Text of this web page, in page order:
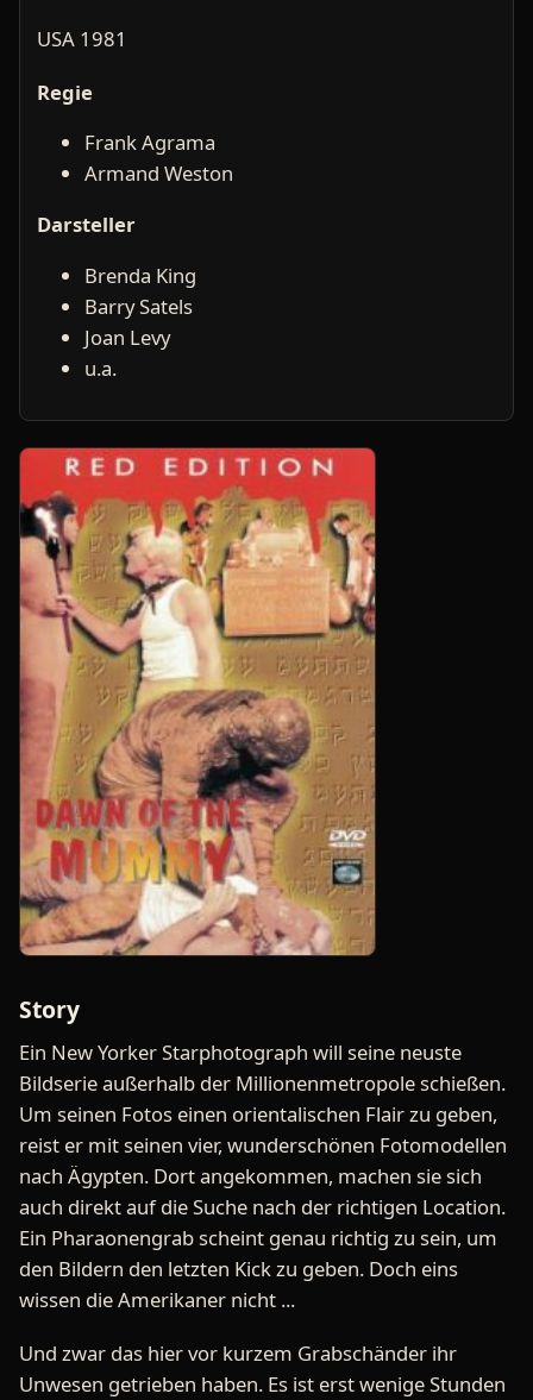
USA 1981
Regie
Frank Agrama
Armand Weston
Darsteller
Brenda King
Barry Satels
Joan Levy
u.a.
Story
Ein New Yorker Starphotograph will seine neuste
Bildserie außerhalb der Millionenmetropole schießen.
Um seinen Fotos einen orientalischen Flair zu geben,
reist er mit seinen vier, wunderschönen Fotomodellen
nach Ägypten. Dort angekommen, machen sie sich
auch direkt auf die Suche nach der richtigen Location.
Ein Pharaonengrab scheint genau richtig zu sein, um
den Bildern den letzten Kick zu geben. Doch eins
wissen die Amerikaner nicht ...
Und zwar das hier vor kurzem Grabschänder ihr
Unwesen getrieben haben. Es ist erst wenige Stunden